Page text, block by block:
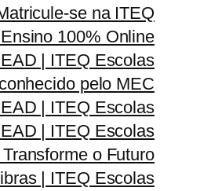
se na ITEQ
100% Online
| ITEQ Escolas
pelo MEC
| ITEQ Escolas
| ITEQ Escolas
o Futuro
| ITEQ Escolas